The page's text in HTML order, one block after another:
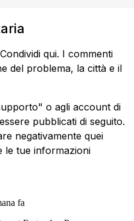
qui. I commenti
del problema, la città e il
o agli account di
pubblicati di seguito.
negativamente quei
le tue informazioni